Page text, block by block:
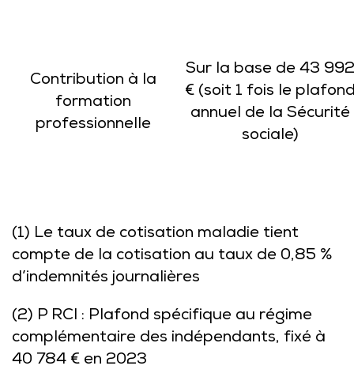
Contribution à la
formation
professionnelle
Sur la base de 43 992
€ (soit 1 fois le
annuel de la Sécurité
sociale)
(1) Le taux de cotisation maladie tient
compte de la cotisation au taux de 0,85 %
d’indemnités journalières
(2) P RCI : Plafond spécifique au régime
complémentaire des indépendants, fixé à
40 784 € en 2023